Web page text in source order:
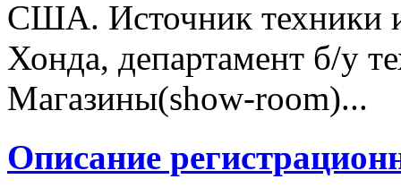
США. Источник техники
Хонда, департамент б/у
Магазины(show-room)...
Описание